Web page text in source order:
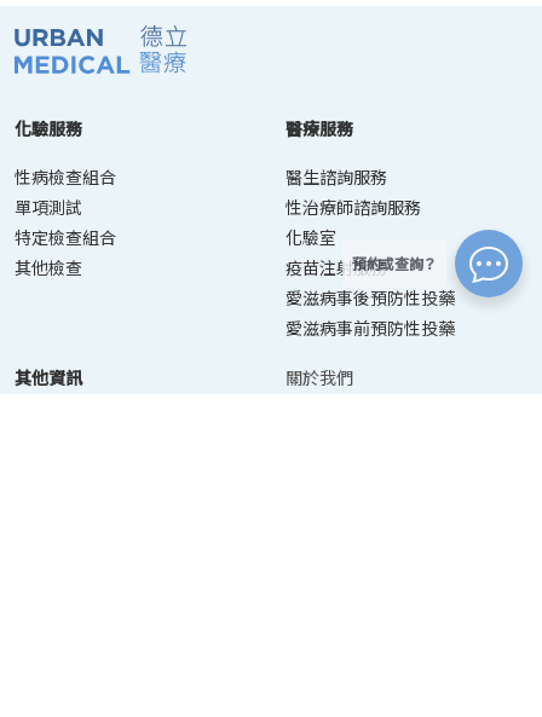
化驗服務
性病檢查組合
單項測試
特定檢查組合
其他檢查
醫療服務
醫生諮詢服務
性治療師諮詢服務
化驗室
疫苗注射服務
愛滋病事後預防性投藥
愛滋病事前預防性投藥
其他資訊
關於我們
預約或查詢？